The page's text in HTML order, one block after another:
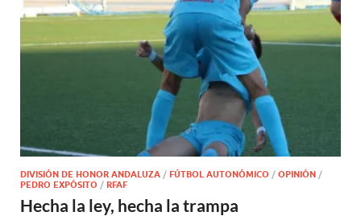
DIVISIÓN DE HONOR ANDALUZA / FÚTBOL AUTONÓMICO / OPINIÓN /
PEDRO EXPÓSITO / RFAF
Hecha la ley, hecha la trampa